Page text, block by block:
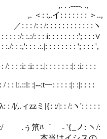
. .,
: : : : : ＞..,
: : : : : : : : :ヽ
: : : : : : :'; : : :∨
: : : : : : : '; : : : ',
: : : : : :|: :i: : : :
:t一: : : : :|: :|: : : :
|{: :/|: : /:ヽ': : : : :
ﾊ ｀ - '{_ノ: ヽ/: